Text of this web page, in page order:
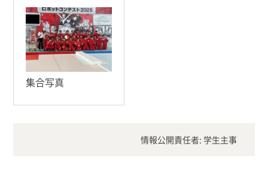
集合写真
情報公開責任者: 学生主事